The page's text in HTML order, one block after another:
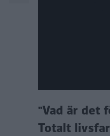
"Vad är det
Totalt